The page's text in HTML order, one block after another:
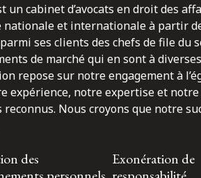
un cabinet d’avocats en droit des
nationale et internationale à partir
ses clients des chefs de file du
de marché qui en sont à
repose sur notre engagement à
expérience, notre expertise et
reconnus. Nous croyons que notre
des
Exonération de